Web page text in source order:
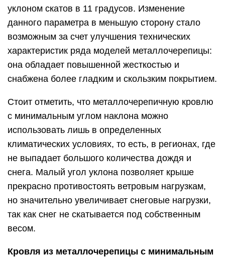
уклоном скатов в 11 градусов. Изменение
данного параметра в меньшую сторону стало
возможным за счет улучшения технических
характеристик ряда моделей металлочерепицы:
она обладает повышенной жесткостью и
снабжена более гладким и скользким покрытием.
Стоит отметить, что металлочерепичную кровлю
с минимальным углом наклона можно
использовать лишь в определенных
климатических условиях, то есть, в регионах, где
не выпадает большого количества дождя и
снега. Малый угол уклона позволяет крыше
прекрасно противостоять ветровым нагрузкам,
но значительно увеличивает снеговые нагрузки,
так как снег не скатывается под собственным
весом.
Кровля из металлочерепицы с минимальным